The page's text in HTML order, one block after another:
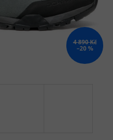
4 890 Kč
–20 %